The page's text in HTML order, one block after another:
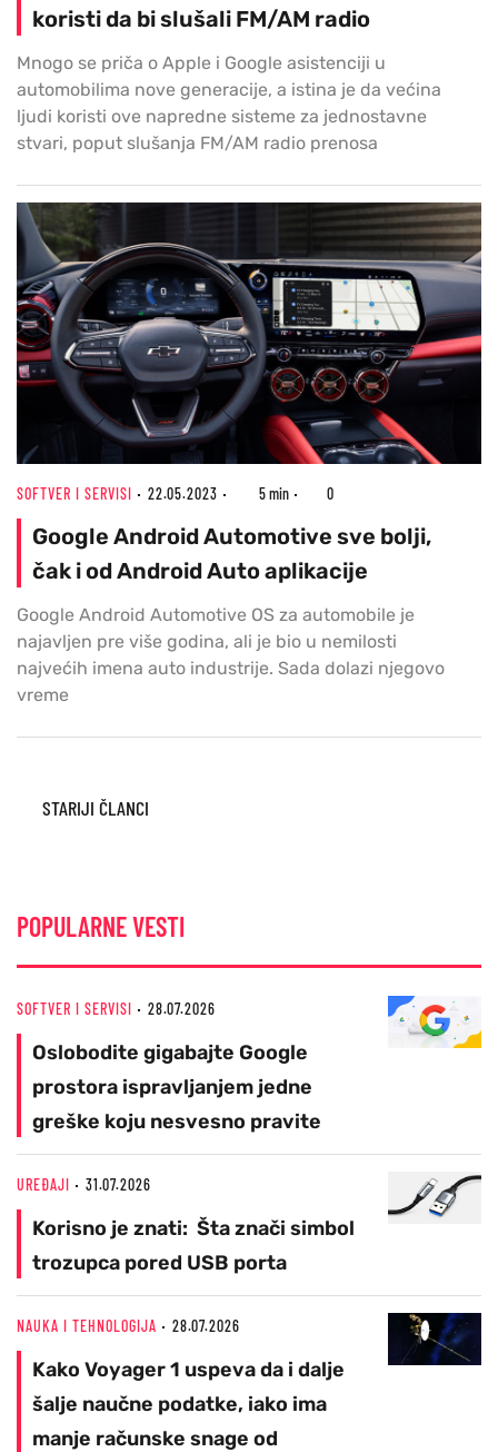
koristi da bi slušali FM/AM radio
Mnogo se priča o Apple i Google asistenciji u
automobilima nove generacije, a istina je da većina
ljudi koristi ove napredne sisteme za jednostavne
stvari, poput slušanja FM/AM radio prenosa
SOFTVER I SERVISI 22.05.2023 5 min 0
Google Android Automotive sve bolji,
čak i od Android Auto aplikacije
Google Android Automotive OS za automobile je
najavljen pre više godina, ali je bio u nemilosti
najvećih imena auto industrije. Sada dolazi njegovo
vreme
Posts
STARIJI ČLANCI
POPULARNE VESTI
SOFTVER I SERVISI 28.07.2026
Oslobodite gigabajte Google
prostora ispravljanjem jedne
greške koju nesvesno pravite
UREĐAJI 31.07.2026
Korisno je znati: Šta znači simbol
trozupca pored USB porta
NAUKA I TEHNOLOGIJA 28.07.2026
Kako Voyager 1 uspeva da i dalje
šalje naučne podatke, iako ima
manje računske snage od